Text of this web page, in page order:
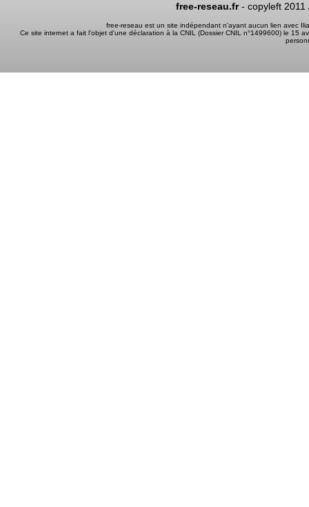
free-reseau.fr- copyleft 2011
free-reseau est un site indépendant n'ayant aucun lien avec
Ce site internet a fait l'objet d'une déclaration à la CNIL (Dossier CNIL n°1499600) le 15